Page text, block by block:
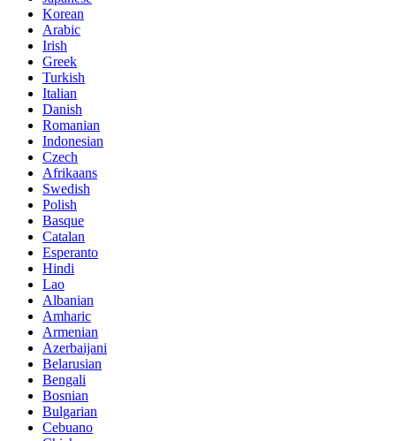
Korean
Arabic
Irish
Greek
Turkish
Italian
Danish
Romanian
Indonesian
Czech
Afrikaans
Swedish
Polish
Basque
Catalan
Esperanto
Hindi
Lao
Albanian
Amharic
Armenian
Azerbaijani
Belarusian
Bengali
Bosnian
Bulgarian
Cebuano